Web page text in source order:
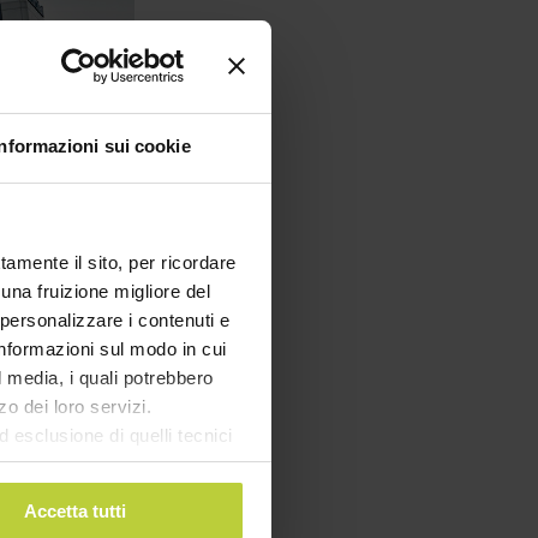
sui cookie
il sito, per ricordare
fruizione migliore del
i contenuti e
sul modo in cui
i quali potrebbero
dei loro servizi.
esclusione di quelli tecnici
di implementare tutti i
Accetta tutti
evidenzia
alimentare
attivi specifici
la chimica è
il fatto